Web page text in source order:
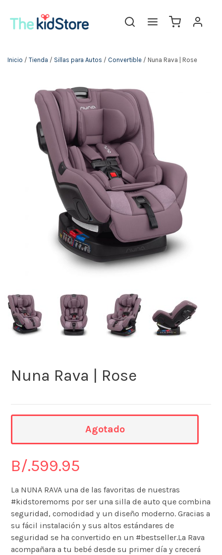
Inicio / Tienda / Sillas para Autos / Convertible / Nuna Rava | Rose
Nuna Rava | Rose
B/.599.95
La NUNA RAVA una de las favoritas de nuestras
#kidstoremoms por ser una silla de auto que combina
seguridad, comodidad y un diseño moderno. Gracias a
su fácil instalación y sus altos estándares de
seguridad se ha convertido en un #bestseller.La Rava
acompañara a tu bebé desde su primer día y crecerá
Agotado